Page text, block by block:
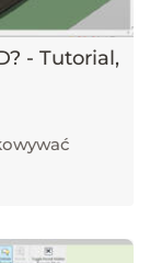
- Tutorial,